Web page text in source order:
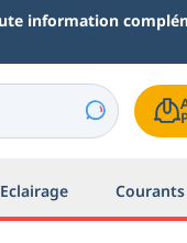
information
Eclairage